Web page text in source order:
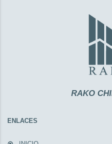
RAKO
ENLACES